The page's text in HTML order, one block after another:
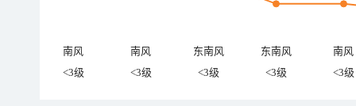
南风 南风 东南风 东南风
南风
<3级
<3级 <3级 <3级 <3级